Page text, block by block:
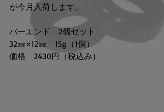
が今月入荷します。
バーエンド　2個セット
32㎜×12㎜　15g（1個）
価格　2430円（税込み）